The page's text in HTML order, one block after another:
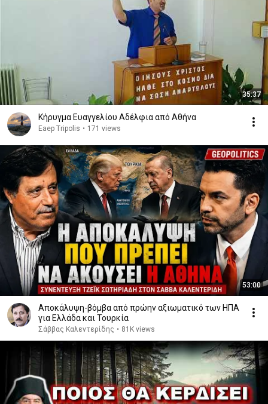
35:37
Κήρυγμα Ευαγγελίου Αδέλφια από Αθήνα
Eaep Tripolis • 171 views
53:00
Αποκάλυψη-βόμβα από πρώην αξιωματικό των ΗΠΑ
για Ελλάδα και Τουρκία
Σάββας Καλεντερίδης • 81K views